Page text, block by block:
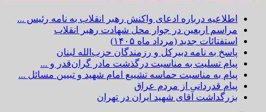
اطلاعیه درباره ادعای واکنش رهبر انقلاب به نامه رئیس ...
مراسم اربعین در جوار محل شهادت رهبر انقلاب
استفتائات جدید (مرداد ماه ۱۴۰۵)
پاسخ به نامه دبیرکل و رزمندگان حزب‌الله لبنان
پیام تسلیت به مناسبت درگذشت مادر گران‌قدر و ...
پیام به مناسبت حماسه تشییع امام شهید و تبیین مسائل ...
پیام قدردانی از مردم عراق
بزرگداشت آقای شهید ایران در تهران